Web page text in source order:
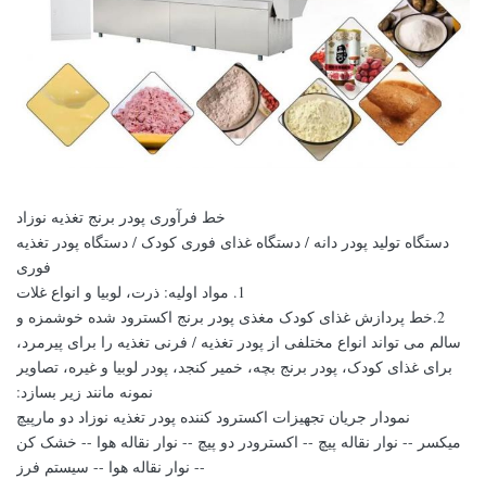
خط فرآوری پودر برنج تغذیه نوزاد
دستگاه تولید پودر دانه / دستگاه غذای فوری کودک / دستگاه پودر تغذیه
فوری
1. مواد اولیه: ذرت، لوبیا و انواع غلات
2.خط پردازش غذای کودک مغذی پودر برنج اکسترود شده خوشمزه و
سالم می تواند انواع مختلفی از پودر تغذیه / فرنی تغذیه را برای پیرمرد،
برای غذای کودک، پودر برنج بچه، خمیر کنجد، پودر لوبیا و غیره، تصاویر
نمونه مانند زیر بسازد:
نمودار جریان تجهیزات اکسترود کننده پودر تغذیه نوزاد دو مارپیچ
میکسر -- نوار نقاله پیچ -- اکسترودر دو پیچ -- نوار نقاله هوا -- خشک کن
-- نوار نقاله هوا -- سیستم فرز